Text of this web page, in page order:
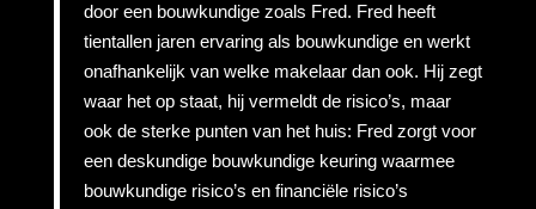
door een bouwkundige zoals Fred. Fred heeft
tientallen jaren ervaring als bouwkundige en werkt
onafhankelijk van welke makelaar dan ook. Hij zegt
waar het op staat, hij vermeldt de risico’s, maar
ook de sterke punten van het huis: Fred zorgt voor
een deskundige bouwkundige keuring waarmee
bouwkundige risico’s en financiële risico’s